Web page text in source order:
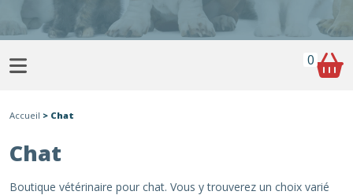
0
Accueil > Chat
Chat
Boutique vétérinaire pour chat. Vous y trouverez un choix varié